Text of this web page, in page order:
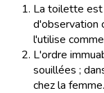
La toilette est
d'observation
l'utilise
L'ordre
souillées ;
chez la femme.